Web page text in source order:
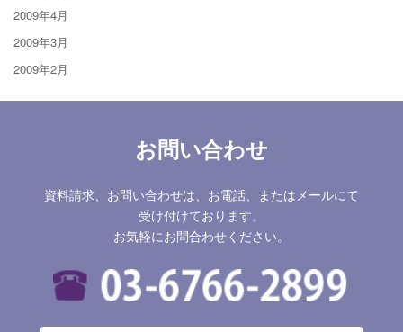
2009年4月
2009年3月
2009年2月
お問い合わせ
資料請求、お問い合わせは、お電話、またはメールにて
受け付けております。
お気軽にお問合わせください。